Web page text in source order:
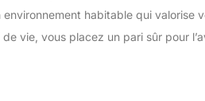
habitable qui valorise
vie, vous placez un pari sûr pour